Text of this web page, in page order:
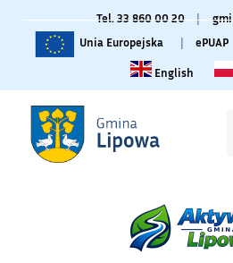
Tel. 33 860 00 20 |
Unia Europejska
| ePUAP
Change language to
English